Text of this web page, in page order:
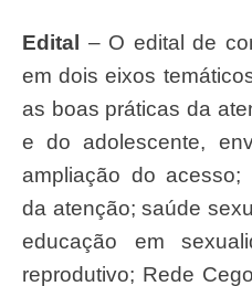
Edital
– O edital de
em dois eixos
as boas práticas da
e do adolescente,
ampliação do acesso;
da atenção; saúde
educação em
reprodutivo; Rede